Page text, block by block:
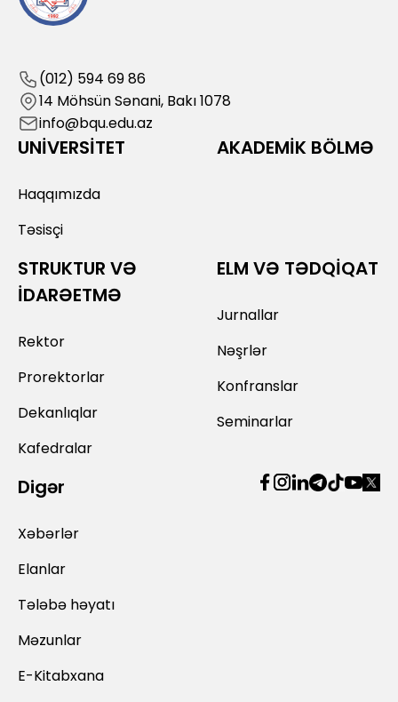
(012) 594 69 86
14 Möhsün Sənani, Bakı 1078
info@bqu.edu.az
UNİVERSİTET
Haqqımızda
Təsisçi
AKADEMİK BÖLMƏ
STRUKTUR VƏ
İDARƏETMƏ
Rektor
Prorektorlar
Dekanlıqlar
Kafedralar
ELM VƏ TƏDQİQAT
Jurnallar
Nəşrlər
Konfranslar
Seminarlar
Digər
Xəbərlər
Elanlar
Tələbə həyatı
Məzunlar
E-Kitabxana